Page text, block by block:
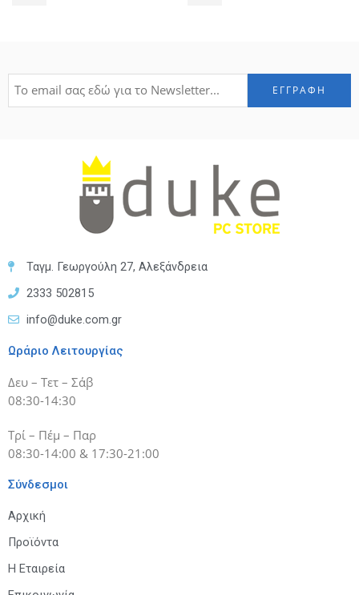
Ταγμ. Γεωργούλη 27, Αλεξάνδρεια
2333 502815
info@duke.com.gr
Ωράριο Λειτουργίας
Δευ – Τετ – Σάβ
08:30-14:30
Τρί – Πέμ – Παρ
08:30-14:00 & 17:30-21:00
Σύνδεσμοι
Αρχική
Προϊόντα
Η Εταιρεία